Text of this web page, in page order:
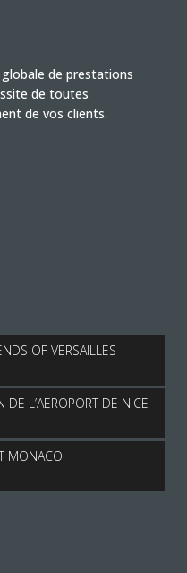
de prestations
de toutes
de vos clients.
OF VERSAILLES
DE L’AEROPORT DE NICE
MONACO